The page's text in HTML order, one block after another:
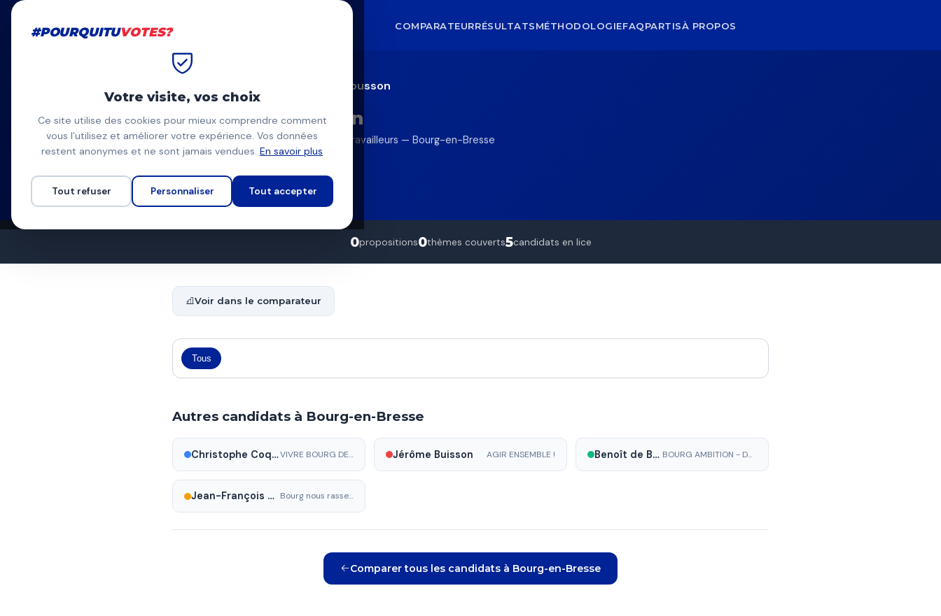
#POURQUITU COMPARATEURRÉSULTATSMÉTHODOLOGIEFAQPARTISÀ PROPOS
Sylvain Cousson
SC
Sylvain Cousson
Lutte ouvrière - le camp des travailleurs — Bourg-en-Bresse
Liste d'extrême-gauche
Programme à venir
0propositions0thèmes couverts5candidats en lice
Voir dans le comparateur
Tous
Autres candidats à Bourg-en-Bresse
Christophe Coquelet VIVRE BOURG DEMAIN Jérôme Buisson AGIR ENSEMBLE ! Benoît de Boysson BOURG AMBITION - DROITE UNIE
Jean-François Debat Bourg nous rassemble
Comparer tous les candidats à Bourg-en-Bresse
#POURQUITUVOTES?
Votre visite, vos choix
Ce site utilise des cookies pour mieux comprendre comment
vous l’utilisez et améliorer votre expérience. Vos données
restent anonymes et ne sont jamais vendues. En savoir plus
Tout refuser Personnaliser Tout accepter